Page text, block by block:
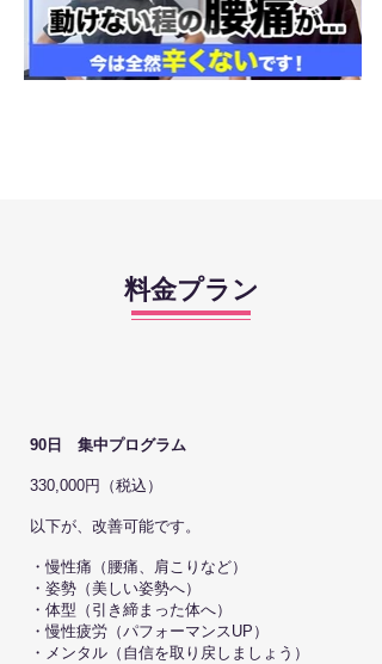
料金プラン
90日 集中プログラム
330,000円（税込）
以下が、改善可能です。
・慢性痛（腰痛、肩こりなど）
・姿勢（美しい姿勢へ）
・体型（引き締まった体へ）
・慢性疲労（パフォーマンスUP）
・メンタル（自信を取り戻しましょう）